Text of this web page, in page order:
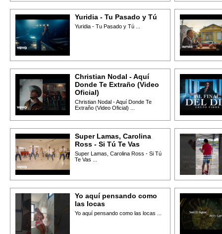
Yuridia - Tu Pasado y Tú
Yuridia - Tu Pasado y Tú ...
Christian Nodal - Aquí
Donde Te Extraño (Video
Oficial)
Christian Nodal - Aquí Donde Te
Extraño (Video Oficial) ...
Super Lamas, Carolina
Ross - Si Tú Te Vas
Super Lamas, Carolina Ross - Si Tú
Te Vas ...
Yo aquí pensando como
las locas
Yo aquí pensando como las locas ...